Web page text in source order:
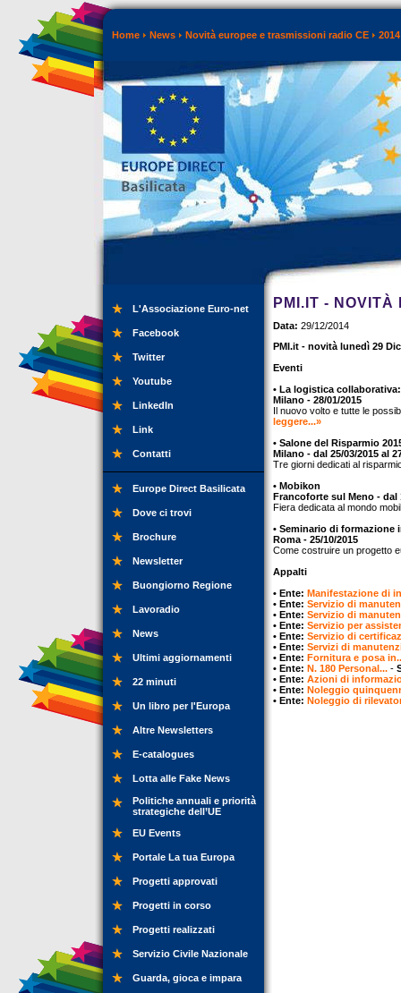
Home News Novità europee e trasmissioni radio CE 2014
L'Associazione Euro-net
Facebook
Twitter
Youtube
LinkedIn
Link
Contatti
Europe Direct Basilicata
Dove ci trovi
Brochure
Newsletter
Buongiorno Regione
Lavoradio
News
Ultimi aggiornamenti
22 minuti
Un libro per l'Europa
Altre Newsletters
E-catalogues
Lotta alle Fake News
Politiche annuali e priorità
strategiche dell’UE
EU Events
Portale La tua Europa
Progetti approvati
Progetti in corso
Progetti realizzati
Servizio Civile Nazionale
Guarda, gioca e impara
PMI.IT -
Data: 29/12/2014
PMI.it - novità lunedì 29
Eventi
• La logistica
Milano - 28/01/2015
Il nuovo volto e tutte le
leggere...»
• Salone del Risparmio
Milano - dal 25/03/2015 al
Tre giorni dedicati al
• Mobikon
Francoforte sul Meno - dal
Fiera dedicata al mondo
• Seminario di formazione
Roma - 25/10/2015
Come costruire un progetto
Appalti
• Ente: Manifestazione di
• Ente: Servizio di
• Ente: Servizio di
• Ente: Servizio per
• Ente: Servizio di
• Ente: Servizi di
• Ente: Fornitura e posa in..
• Ente: N. 180 Personal... -
• Ente: Azioni di
• Ente: Noleggio
• Ente: Noleggio di